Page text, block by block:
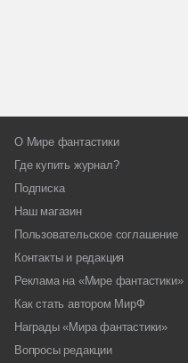
О Мире фантастики
Где купить журнал?
Подписка
Наш магазин
Пользовательское соглашение
Контакты и редакция
Реклама на «Мире фантастики»
Как стать автором МирФ
Награды «Мира фантастики»
Вопросы редакции